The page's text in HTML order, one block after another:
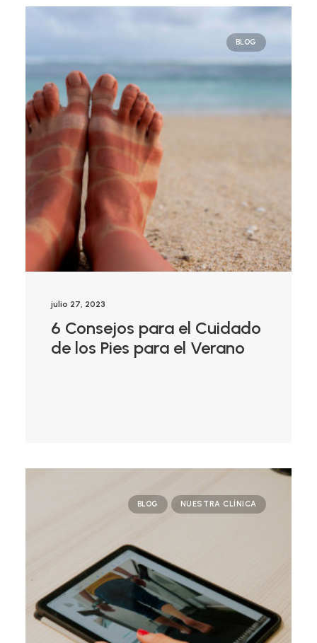
BLOG
julio 27, 2023
6 Consejos para el Cuidado
de los Pies para el Verano
BLOG NUESTRA CLÍNICA